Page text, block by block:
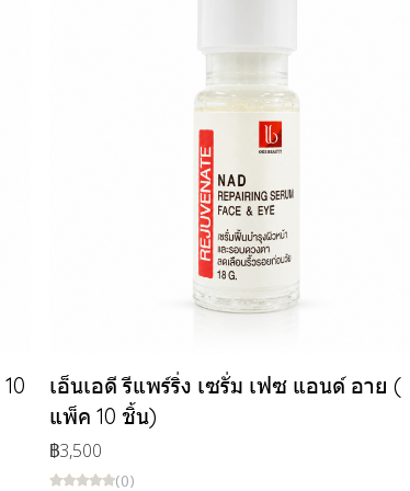
เอ็นเอดี รีแพร์ริ่ง เซรั่ม เฟซ แอนด์ อาย (
แพ็ค 10 ชิ้น)
฿3,500
(0)